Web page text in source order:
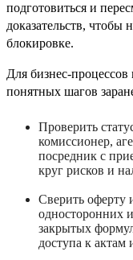
подготовиться и
доказательств, чтобы
блокировке.
Для
понятных шагов
Проверить
комиссионер,
посредник с
круг рисков и
Сверить оферту
односторонних
закрытых
доступа к актам